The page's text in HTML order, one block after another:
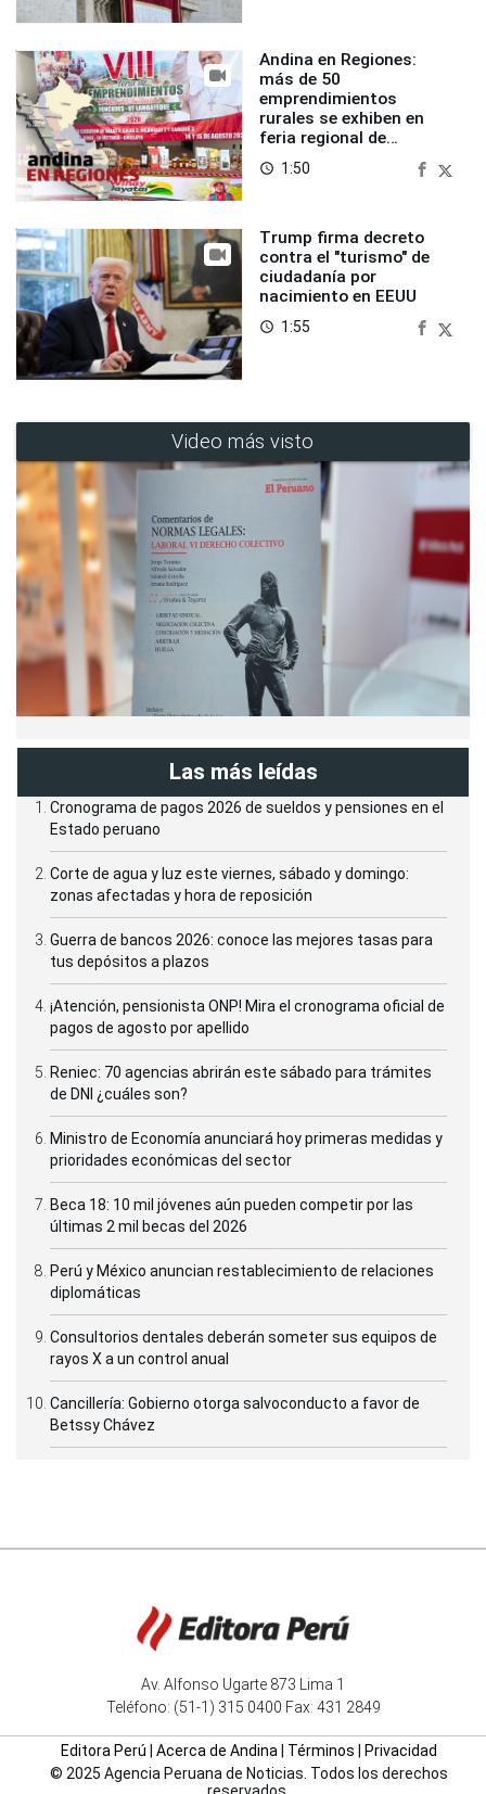
Andina en Regiones:
más de 50
emprendimientos
rurales se exhiben en
feria regional de
Foncodes
access_time 1:50
Trump firma decreto
contra el "turismo" de
ciudadanía por
nacimiento en EEUU
access_time 1:55
Video más visto
Las más leídas
Cronograma de pagos 2026 de sueldos y pensiones en el
Estado peruano
Corte de agua y luz este viernes, sábado y domingo:
zonas afectadas y hora de reposición
Guerra de bancos 2026: conoce las mejores tasas para
tus depósitos a plazos
¡Atención, pensionista ONP! Mira el cronograma oficial de
pagos de agosto por apellido
Reniec: 70 agencias abrirán este sábado para trámites
de DNI ¿cuáles son?
Ministro de Economía anunciará hoy primeras medidas y
prioridades económicas del sector
Beca 18: 10 mil jóvenes aún pueden competir por las
últimas 2 mil becas del 2026
Perú y México anuncian restablecimiento de relaciones
diplomáticas
Consultorios dentales deberán someter sus equipos de
rayos X a un control anual
Cancillería: Gobierno otorga salvoconducto a favor de
Betssy Chávez
Av. Alfonso Ugarte 873 Lima 1
Teléfono: (51-1) 315 0400 Fax: 431 2849
Editora Perú Acerca de Andina Términos
Privacidad
© 2025 Agencia Peruana de Noticias. Todos los derechos
reservados.